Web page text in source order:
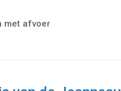
met afvoer